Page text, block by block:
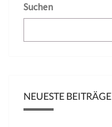
Suchen
NEUESTE BEITRÄGE